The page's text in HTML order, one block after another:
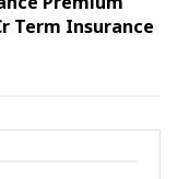
Term Insurance